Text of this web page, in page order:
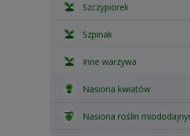
Szczypiorek
Szpinak
Inne warzywa
Nasiona kwiatów
Nasiona roślin